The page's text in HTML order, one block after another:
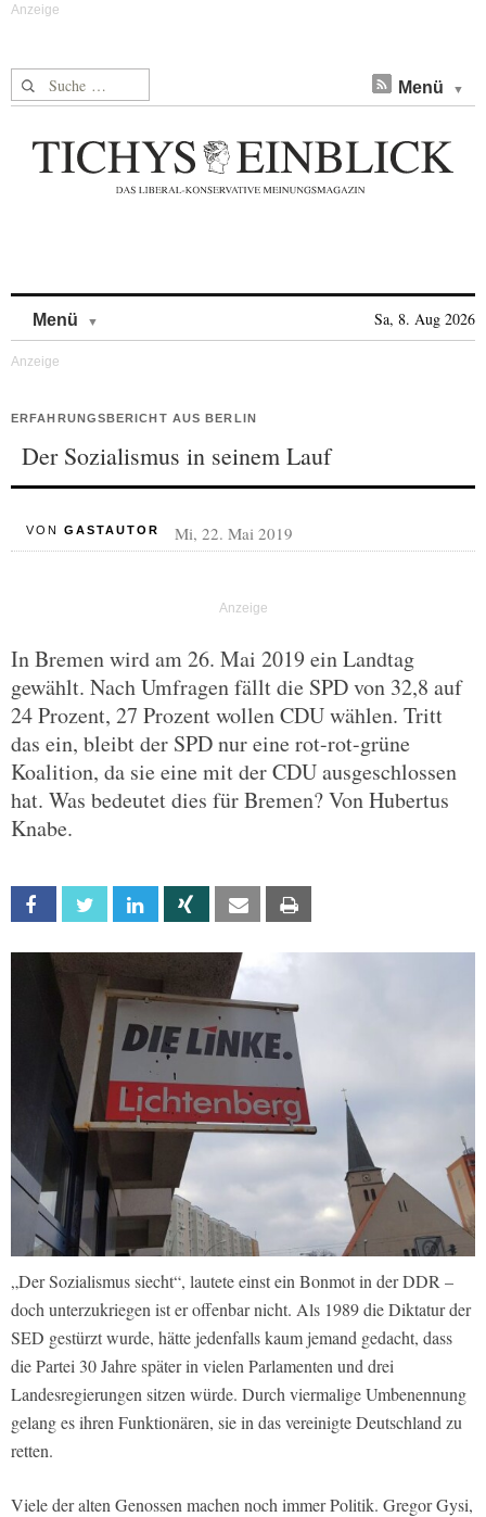
Suche nach: Menü
Menü Sa, 8. Aug 2026
ERFAHRUNGSBERICHT AUS BERLIN
Der Sozialismus in seinem Lauf
VON GASTAUTOR Mi, 22. Mai 2019
In Bremen wird am 26. Mai 2019 ein Landtag
gewählt. Nach Umfragen fällt die SPD von 32,8 auf
24 Prozent, 27 Prozent wollen CDU wählen. Tritt
das ein, bleibt der SPD nur eine rot-rot-grüne
Koalition, da sie eine mit der CDU ausgeschlossen
hat. Was bedeutet dies für Bremen? Von Hubertus
Knabe.
Facebook Twitter Linkedin Xing Email
„Der Sozialismus siecht“, lautete einst ein Bonmot in der DDR –
doch unterzukriegen ist er offenbar nicht. Als 1989 die Diktatur der
SED gestürzt wurde, hätte jedenfalls kaum jemand gedacht, dass
die Partei 30 Jahre später in vielen Parlamenten und drei
Landesregierungen sitzen würde. Durch viermalige Umbenennung
gelang es ihren Funktionären, sie in das vereinigte Deutschland zu
retten.
Viele der alten Genossen machen noch immer Politik. Gregor Gysi,